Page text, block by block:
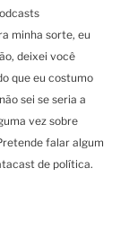
minha sorte, eu
deixei você
que eu costumo
sei se seria a
vez sobre
falar algum
de política.